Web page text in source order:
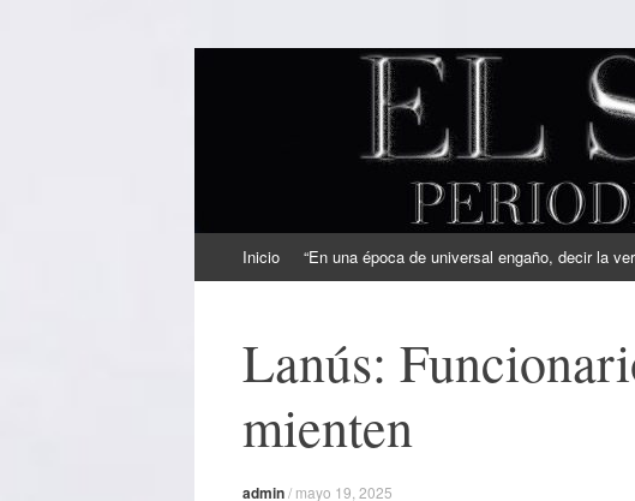
EL SINDICAL
Periodismo Inteligente
al
Inicio “En una época de universal engaño, decir la
Lanús:
mienten
admin/ mayo 19, 2025